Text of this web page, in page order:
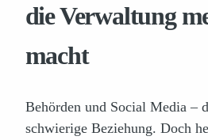
die Verwaltung
macht
Behörden und Social Media –
schwierige Beziehung. Doch